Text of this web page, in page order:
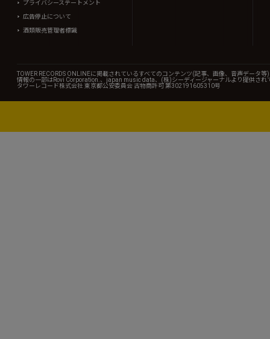
プライバシーステートメント
広告停止について
酒類販売管理者標識
TOWER RECORDS ONLINEに掲載されているすべてのコンテンツ(記事、画像、音声データ
情報の一部はRovi Corporation.、japan music data、(株)シーディージャーナルより提供され
タワーレコード株式会社 東京都公安委員会 古物商許可 第302191605310号